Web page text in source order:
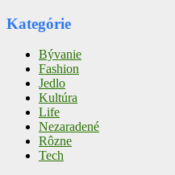
Kategórie
Bývanie
Fashion
Jedlo
Kultúra
Life
Nezaradené
Rôzne
Tech